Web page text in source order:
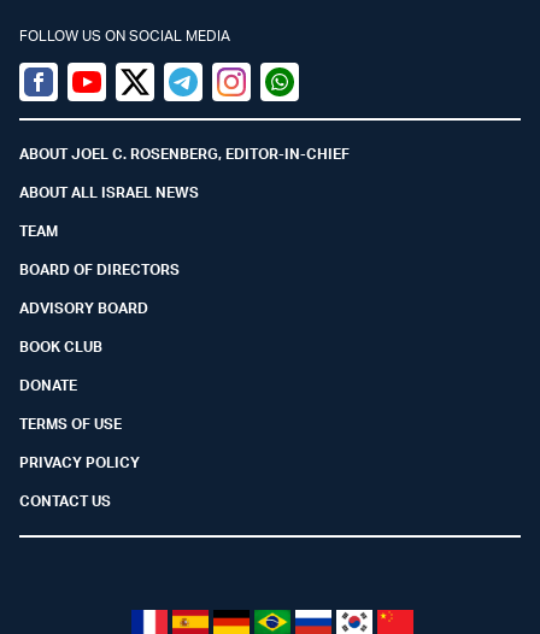
FOLLOW US ON SOCIAL MEDIA
Facebook
YoutubeTwitter (X)
TelegramInstagramWhatsapp
ABOUT JOEL C. ROSENBERG, EDITOR-IN-CHIEF
ABOUT ALL ISRAEL NEWS
TEAM
BOARD OF DIRECTORS
ADVISORY BOARD
BOOK CLUB
DONATE
TERMS OF USE
PRIVACY POLICY
CONTACT US